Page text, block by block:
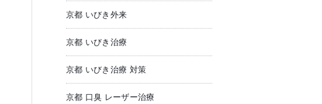
京都 いびき外来
京都 いびき治療
京都 いびき治療 対策
京都 口臭 レーザー治療